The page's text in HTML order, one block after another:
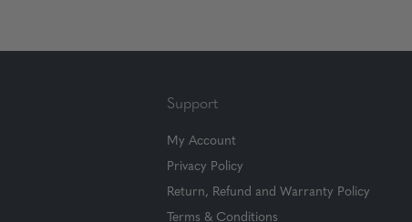
Support
My Account
Privacy Policy
Return, Refund and Warranty Policy
Terms & Conditions